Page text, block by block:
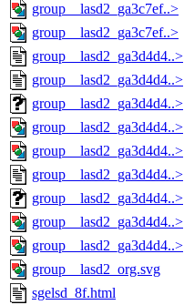
group__lasd2_ga3c7ef..>
group__lasd2_ga3c7ef..>
group__lasd2_ga3d4d4..>
group__lasd2_ga3d4d4..>
group__lasd2_ga3d4d4..>
group__lasd2_ga3d4d4..>
group__lasd2_ga3d4d4..>
group__lasd2_ga3d4d4..>
group__lasd2_ga3d4d4..>
group__lasd2_ga3d4d4..>
group__lasd2_ga3d4d4..>
group__lasd2_org.svg
sgelsd_8f.html